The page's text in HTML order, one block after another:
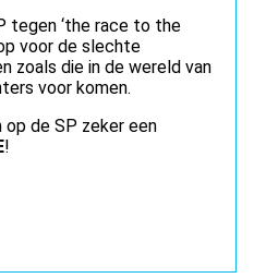
tegen ‘the race to the
voor de slechte
zoals die in de wereld van
voor komen.
op de SP zeker een
!